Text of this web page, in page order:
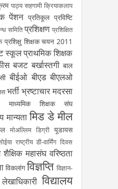
पाठ्य सहगामी क्रियाकलाप
पेंशन प्रतिकूल प्रविष्टि
समिति प्रशिक्षण प्रशिक्षित
प्रशिक्षु शिक्षक चयन 2011
स्कूलप्राथमिक शिक्षक
बजट बर्खास्तगी बाल
बीईओ बीएड बीएलओ
भर्ती भ्रष्टाचार मदरसा
माध्यमिक शिक्षक संघ
मान्यता मिड डे मील
मोअल्लिम डिग्री यूडायस
राष्ट्रीय डी-वार्मिंग दिवस
शैक्षिक महासंघ वरिष्ठता
विकलांग विज्ञप्ति विज्ञान-
विद्यालय